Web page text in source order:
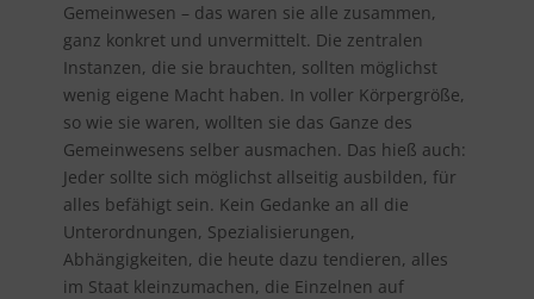
Gemeinwesen – das waren sie alle zusammen,
ganz konkret und unvermittelt. Die zentralen
Instanzen, die sie brauchten, sollten möglichst
wenig eigene Macht haben. In voller Körpergröße,
so wie sie waren, wollten sie das Ganze des
Gemeinwesens selber ausmachen. Das hieß auch:
Jeder sollte sich möglichst allseitig ausbilden, für
alles befähigt sein. Kein Gedanke an all die
Unterordnungen, Spezialisierungen,
Abhängigkeiten, die heute dazu tendieren, alles
im Staat kleinzumachen, die Einzelnen auf